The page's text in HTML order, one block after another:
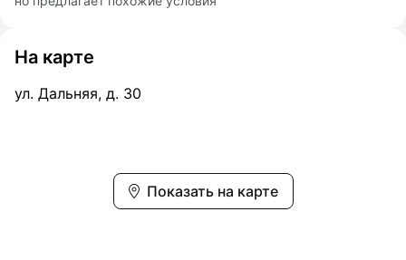
На карте
ул. Дальняя, д. 30
Показать на карте